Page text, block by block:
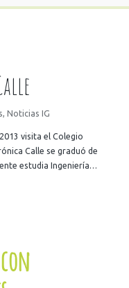
, Noticias IG
visita el Colegio
Calle se graduó de
estudia Ingeniería…